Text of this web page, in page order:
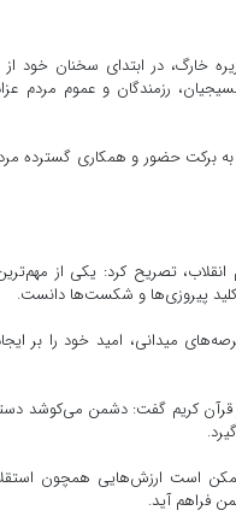
خارگ، در ابتدای سخنان خود از
رزمندگان و عموم مردم
به برکت حضور و همکاری گسترده
به پیام ۱۴ خرداد رهبر معظم انقلاب،
پیروزی‌ها و شکست‌ها دانست.
میدانی، امید خود را بر
در قرآن کریم گفت: دشمن
است ارزش‌هایی همچون
فراهم آید.